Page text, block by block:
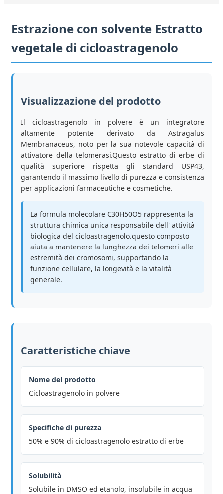
Estrazione con solvente Estratto
vegetale di cicloastragenolo
Visualizzazione del prodotto
Il cicloastragenolo in polvere è un integratore
altamente potente derivato da Astragalus
Membranaceus, noto per la sua notevole capacità di
attivatore della telomerasi.Questo estratto di erbe di
qualità superiore rispetta gli standard USP43,
garantendo il massimo livello di purezza e consistenza
per applicazioni farmaceutiche e cosmetiche.
La formula molecolare C30H50O5 rappresenta la
struttura chimica unica responsabile dell' attività
biologica del cicloastragenolo.questo composto
aiuta a mantenere la lunghezza dei telomeri alle
estremità dei cromosomi, supportando la
funzione cellulare, la longevità e la vitalità
generale.
Caratteristiche chiave
Nome del prodotto
Cicloastragenolo in polvere
Specifiche di purezza
50% e 90% di cicloastragenolo estratto di erbe
Solubilità
Solubile in DMSO ed etanolo, insolubile in acqua